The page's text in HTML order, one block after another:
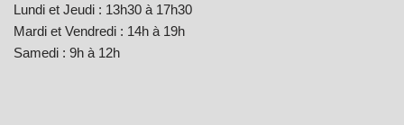
Lundi et Jeudi : 13h30 à 17h30
Mardi et Vendredi : 14h à 19h
Samedi : 9h à 12h